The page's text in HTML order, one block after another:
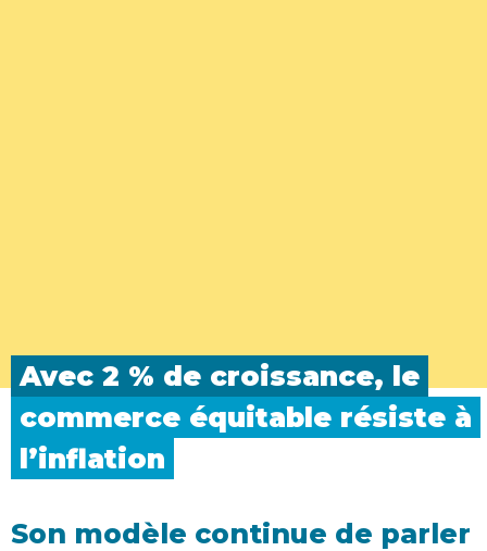
Avec 2 % de croissance, le
commerce équitable résiste à
l’inflation
Son modèle continue de parler